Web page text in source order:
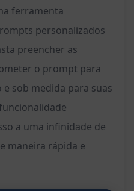
ferramenta
personalizados
preencher as
o prompt para
sob medida para suas
a uma infinidade de
maneira rápida e